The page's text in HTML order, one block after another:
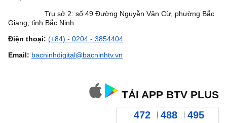
Trụ sở 2: số 49 Đường Nguyễn Văn Cừ, phường Bắc
Giang, tỉnh Bắc Ninh
Điện thoại: (+84) - 0204 - 3854404
Email: bacninhdigital@bacninhtv.vn
TẢI APP BTV PLUS
472 488 495